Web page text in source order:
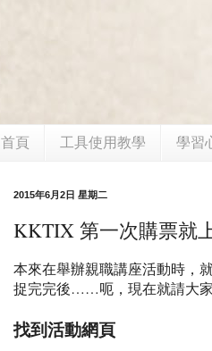
首頁 工具使用教學 學習
2015年6月2日 星期二
KKTIX 第一次購票就
本來在舉辦親職講座活動時，
捉完完後……呃，現在就請大
找到活動網頁